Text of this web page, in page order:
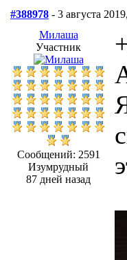
#388978 - 3 августа
Милаша
Участник
Сообщений: 2591
Изумрудный
87 дней назад